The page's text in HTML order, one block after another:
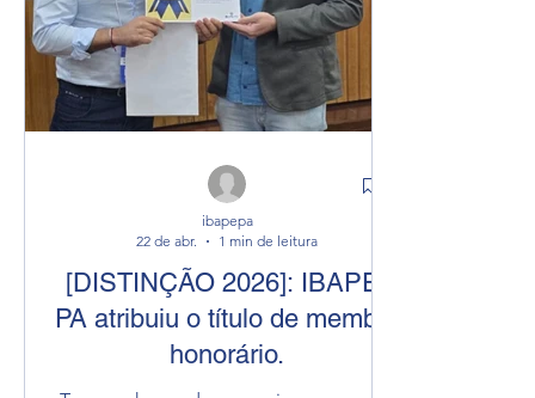
Avaliação de Imóveis." 💡 No nosso
curso, você vai aprender desde os
conceitos básicos até a construção de
fluxos automáticos completos — tudo
isso de fo
[DISTINÇÃO 2026]: IBAPE-
PA atribuiu o título de membro
honorário.
ibapepa
22 de abr.
1 min de leitura